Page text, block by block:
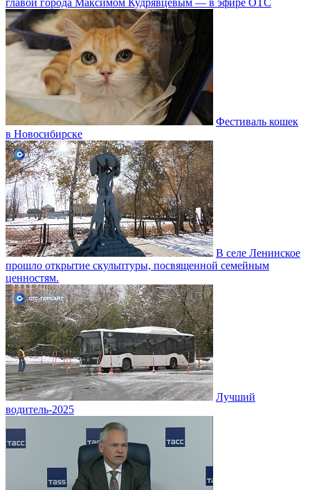
Фестиваль кошек
в Новосибирске
В селе Ленинское
прошло открытие скульптуры, посвященной семейным
ценностям.
Лучший
водитель-2025